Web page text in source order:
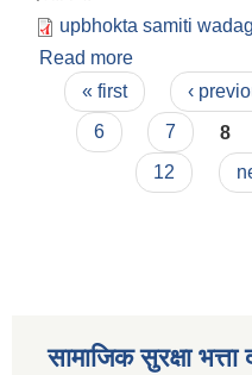
upbhokta samiti
Read more
भित्रको
Pages
« first ‹
6
7 8
12
सामाजिक सुरक्षा